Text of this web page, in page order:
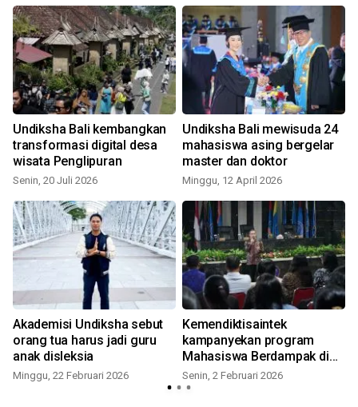
Undiksha Bali kembangkan
transformasi digital desa
wisata Penglipuran
Senin, 20 Juli 2026
Undiksha Bali mewisuda 24
mahasiswa asing bergelar
master dan doktor
Minggu, 12 April 2026
Akademisi Undiksha sebut
orang tua harus jadi guru
anak disleksia
Minggu, 22 Februari 2026
Kemendiktisaintek
kampanyekan program
Mahasiswa Berdampak di
Undiksha Bali
Senin, 2 Februari 2026